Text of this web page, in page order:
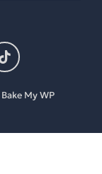
Bake My WP